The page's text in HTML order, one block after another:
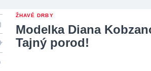
ŽHAVÉ DRBY
Modelka Diana
Tajný porod!